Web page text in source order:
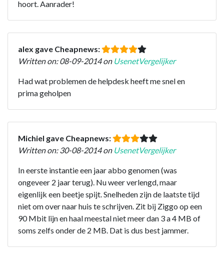
hoort. Aanrader!
alex gave Cheapnews:
Written on: 08-09-2014 on UsenetVergelijker
Had wat problemen de helpdesk heeft me snel en
prima geholpen
Michiel gave Cheapnews:
Written on: 30-08-2014 on UsenetVergelijker
In eerste instantie een jaar abbo genomen (was
ongeveer 2 jaar terug). Nu weer verlengd, maar
eigenlijk een beetje spijt. Snelheden zijn de laatste tijd
niet om over naar huis te schrijven. Zit bij Ziggo op een
90 Mbit lijn en haal meestal niet meer dan 3 a 4 MB of
soms zelfs onder de 2 MB. Dat is dus best jammer.